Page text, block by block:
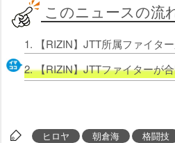
このニュースの流
2. 【RIZIN】JTTファイターが
ヒロヤ 朝倉海 格闘技